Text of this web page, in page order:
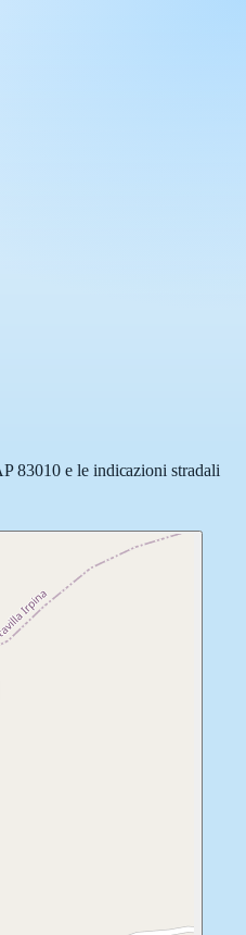
83010 e le indicazioni stradali